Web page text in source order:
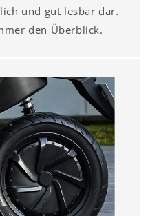
und gut lesbar dar.
den Überblick.